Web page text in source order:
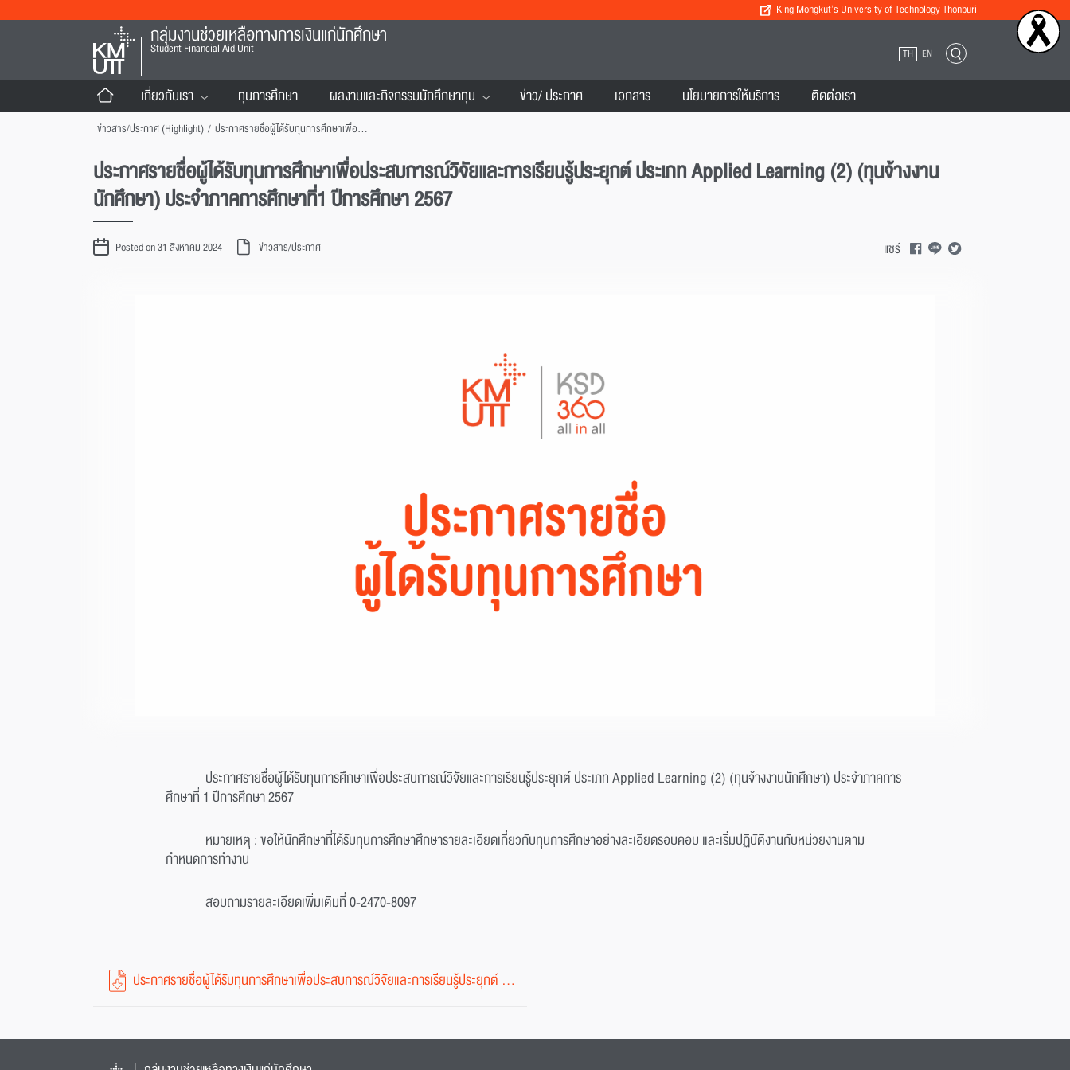
King Mongkut’s University of Technology Thonburi
กลุ่มงานช่วยเหลือทางการเงินแก่นักศึกษา
Student Financial Aid Unit TH EN
เกี่ยวกับเรา ทุนการศึกษา ผลงานและกิจกรรมนักศึกษาทุน ข่าว/ ประกาศ เอกสาร นโยบายการให้บริการ ติดต่อเรา
ข่าวสาร/ประกาศ (Highlight) / ประกาศรายชื่อผู้ได้รับทุนการศึกษาเพื่อประสบการณ์วิจัยและการเรียนรู้ประยุกต์ ประเภท Applied Learning (2) (ทุนจ้างงานนักศึกษา) ประจำภาคการศึกษาที่1 ปีการศึกษา 2567
ประกาศรายชื่อผู้ได้รับทุนการศึกษาเพื่อประสบการณ์วิจัยและการเรียนรู้ประยุกต์ ประเภท Applied Learning (2) (ทุนจ้างงาน
นักศึกษา) ประจำภาคการศึกษาที่1 ปีการศึกษา 2567
Posted on 31 สิงหาคม 2024 ข่าวสาร/ประกาศ แชร์
ประกาศรายชื่อผู้ได้รับทุนการศึกษาเพื่อประสบการณ์วิจัยและการเรียนรู้ประยุกต์ ประเภท Applied Learning (2) (ทุนจ้างงานนักศึกษา) ประจำภาคการ
ศึกษาที่ 1 ปีการศึกษา 2567
หมายเหตุ : ขอให้นักศึกษาที่ได้รับทุนการศึกษาศึกษารายละเอียดเกี่ยวกับทุนการศึกษาอย่างละเอียดรอบคอบ และเริ่มปฏิบัติงานกับหน่วยงานตาม
กำหนดการทำงาน
สอบถามรายละเอียดเพิ่มเติมที่ 0-2470-8097
ประกาศรายชื่อผู้ได้รับทุนการศึกษาเพื่อประสบการณ์วิจัยและการเรียนรู้ประยุกต์ ประเภท Applied Learning (2) (ทุนจ้างงานนักศึกษา) ประจำภาคการศึกษาที่ 1 ปีการศึกษา 2567